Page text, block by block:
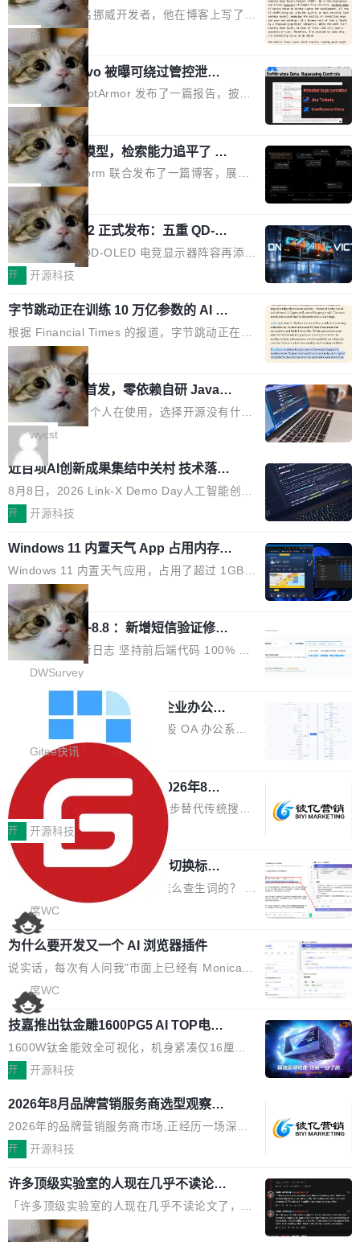
代码起点、解释逻辑，但它经常自信地给出错误
结果——「一块焦炭，上面放了一枝百里香，然
后告诉你这是三分熟。」 判断力仍然是不可替代
的。AI「不能替你定义什么是好，不能决定哪些
取舍可以接受」，也看不出来什么时候结果在技
术上正确、但方向完...
芯片制造工厂。 这就是 Chip Tycoon。 一个黄
色的小车载着一片硅晶圆，穿过 20 栋建筑，从
石英砂一路走到封装好的芯片。晶圆在每一站都
会发生肉眼可见的变化——长晶体、抛光、涂光
刻胶、蚀刻、离子注入、铜互联。公园中央是一
个环形路线，因为芯片制造需要把光刻流程重复
大约 60 次，每次一层。动画里简化为 4 圈。 整
个项目只有一个 HTML 文件。没有构建步骤，没
有依赖，没有网络请求。屏幕上每个形状都是 C
anvas 上纯手...
ux，称“AOSP 已死”
Runarcn 是一名挪威开发者，他在博客上写了一
篇文章，标题很直白：《I'm switching my phon
e from Android to Linux》。 他的核心论点很简
单：AOSP（Android Open Source Project）
已经死了。不是技术上死了，而是作为一个真正
的开源项目死了。Google 把越来越多的核心功
能从 AOSP 移到了闭源的 Google Play Service
s 里，设备树和内核源码被厂商锁死，你能看到
代码但你改不了，改了也刷不进去。 为什么 AO
SP 不够用了 Runarcn 列举了几条他离开 Andro
id 的具体理由： Google Pla...
局
Atlassian Rovo 被曝可绕过管控泄露 J
ira 和 Confluence 数据，厂商两个月没
回复
安全公司 PromptArmor 发布了一篇报告，披露
Atlassian 的 AI agent Rovo 存在严重的数据泄
露漏洞：攻击者可以通过 indirect prompt inject
ion（间接提示注入）窃取整个 Atlassian 租户内
的 Jira 工单和 Confluence 文档，全程不需要任
何人工审批。 更值得注意的是，这个漏洞在 5
月 23 日就报告给了 Atlassian，两个多月过去
了，公司除了表示"感谢"并分配了一个 case nu
mber 之外，再没有任何实质性回应。Rovo 至
今仍处于漏洞未修复状态。 攻击链路 攻击链并
不复杂。 受害者给 Rovo 提了一个正...
局
一个 4B 开源模型，检索能力追平了 G
PT-5.6 Sol，成本降到 1/100
Neon 和 Castform 联合发布了一篇博客，展示
了一个惊人的结果：一个 4B 参数的开源模型，
经过 RL 后训练之后，在检索任务上的准确率追
平了 GPT-5.6 Sol，但每次请求的成本只有对方
的 1/100。 具体来说，GPT-5.6 Sol 做一次典型
的多轮搜索请求需要超过 10 秒，端到端成本约
来说，这个速度和成本都"高得让人没法用"。而
4B 开源模型在推理速度上快了几个数量级，成
本低了两三个数量级。 问题在于，小模型开箱即
用时的检索能力确实远不如闭源前沿模型。差距
在哪？就在 RL 后训练。 从 RAG 到 agentic...
局
技嘉 GO27Q32 正式发布：五重 QD-OL
ED 面板加持，320Hz 极速与影院级画
面兼得
技嘉科技旗下 QD-OLED 电竞显示器阵容再添旗
舰新作。GO27Q32 将于 2026 年 9 月 15 日正
nta Tandem 五重发光架构为核心，为高端玩家
打造速度与画质不妥协的沉浸体验。 GO27Q32
搭载三星最新 QD-OLED 面板，采用 5 层串联
式发光结构，并装配全新 ObsidianShield 抗反
射镀膜，黑阶表现提升可达40%，并将表面硬度
由2H升級至3H，画面对比度与强度都提升的同
时还具有 320Hz 刷新率与 0.03ms GTG 灰阶响
应时间，从源头消除拖影与动态模糊。 1.突破 O
LED 画质局限，暗部细节...
开 开源科技
字节跳动正在训练 10 万亿参数的 AI 模
型
根据 Financial Times 的报道，字节跳动正在训
练一个 10 万亿参数的 AI 模型，目前处于预训练
阶段。 10 万亿是什么概念？Anthropic 目前最
大的模型 Mythos 5 约 8 万亿参数。DeepSeek
V4-Pro 是 1.6 万亿。月之暗面的 Kimi K3 是 2.
8 万亿。美团 LongCat-2.0 是 1.6 万亿。字节
跳动的这个未命名模型，直接跳到了 10 万亿。
预训练通常需要 3 到 6 个月，之后还有微调阶
段。按这个时间线，最早可能在 2026 年底或 2
027 年初发布。 这个节点很微妙。Anthropic 刚
在 5 月发布了 Mythos 5...
局
wastnet 开源首发，零依赖自研 Java H
TTP/2 框架，性能对标 Undertow !
这个项目一直是个人在使用，选择开源没有什么
动机理由，就是想开源了，如果非要说一个，那
就是它多少弥补了国产 Java 自研 HTTP/2 框架
这块空白——放眼国产 Java 生态，能拿出手的
HTTP/2 网络框架，要么闭源，要么底层建立在
Netty 之上，真正自研的 Java 实现几乎没有。
级 Java 网络应用框架，核心基于 JDK 原生 NI
O 构建 Reactor 多路复用模型，不依赖 Netty、
Tomcat 等任何第三方网络库。其 HTTP/2 协议
栈从 HPACK、Huffman 到 ALPN 均为自主实
现，在基准测试中与 Un...
wycst
近百项AI创新成果集结中关村 技术落地
与产业迭代提速
8月8日，2026 Link-X Demo Day人工智能创新
项目展在北京中关村举办。本次活动由星连资
业、学术、投资人士，集中展出近百项覆盖AI芯
片、算力、模型、应用全链条创新项目，聚焦AI
技术产业化落地与资本对接，呈现当前国内AI前
沿技术突破与商业化最新进展。 活动围绕AI学术
研究与产业落地融合展开多维度研讨。星连资本
创始合伙人张鸣晨表示，AI产业化是长期产融结
合过程，早期优质技术项目需持续资本与产业资
者、产业专家、投资人围绕AI前沿技术瓶颈、行
业固有认知重构等议题展开跨界对话，聚焦行业
真实痛点与突破方向...
开 开源科技
Windows 11 内置天气 App 占用内存超
过 1GB
Windows 11 内置天气应用，占用了超过 1GB
内存。 Notebookcheck 的测试发现这个数字
时，反复确认了多次。不是 100MB，不是 500
MB，是 1 个 G。一个显示天气的应用。 Windo
ws 内置应用臃肿早就是老话题了，但一款天气
应用占用内存就超过 1G 还是过于离谱——问题
个嵌在 Edge WebView 里的网页。它不是一个
「应用」，它是一个运行在浏览器引擎里的网
页，外面套了一层 Windows 的壳。 WebView2
本身就是个内存大户。它加载了完整的 Edge 渲
染引擎，包括 JavaScript 引擎...
局
调问更新7.26~8.8 ：新增短信验证修
改，考试能力升级
DWSurvey 更新日志 坚持前后端代码 100% 开
源助力企业建设自主可控的问卷调研系统 官网地
址www.diaowen.net ➔ 源码下载Gitee 仓库 ➔
本次更新新增短信验证修改已答问卷功能，提升
答卷安全性；同时升级考试能力，完善填空题判
分、防切屏等功能体验，并优化多项产品细节，
提升整体使用体验。 新增功能 01. 新增验证手
机号后查看、修改已答问卷功能 02. 新增填空题
判分功能 03. 添加协作管理员支持树形结构选择
体验优化与修复 •页面与体验优化 优化工作台首
页 UI 展示效果，提升页面使用体验。 优化防切
屏提醒规则，调整为每次切屏均触发提示，提升
考试规范性。 优化登录状...
DWSurvey
勾股 OA v6.0.2 已经发布，企业办公系
勾股 OA v6.0.2 已经发布。 勾股 OA 办公系统
是一款简单实用的开源的企业办公系统。系统集
成了系统设置、附件管理、人事管理、行政管
理、消息管理、资产管理、企业公告、知识网
盘、审批流程设置、办公审批、工作计划、工作
汇报、工作日志、日常办公、财务管理、客户管
理、合同管理、项目管理、任务管理等功能模
块。系统简约，易于功能扩展，方便二次开发，
可以用来做日常 OA，CRM，ERP，业务管理等
系统。 勾股OA6.0.2版本主要是对勾股OA 6第
一个大版本发布的部分功能细节优化和bug问题
修复的版本，具体更新日志如下： 1、补全新版
本的各个审批类型的审批单导出 2、优化各个审
Gitee快讯
942亿赛道如何选对伙伴？2026年8月G
EO公司推荐
当DeepSeek、豆包等大模型逐步替代传统搜索
成为用户获取信息的主要入口,品牌竞争的逻辑变
了:不再是争抢关键词排名,而是想办法进入AI脱
口而出的那个答案。"GEO公司推荐"这个搜索词
背后,折射的是企业面对新兴服务赛道时的集体困
惑——该信谁、看什么、怎么选。 据易观分析
《中国GEO市场产业图谱》数据,2026年中国GE
O行业规模预计达942亿元,同比增长169.7%。G
artner同期预测,传统搜索引擎访问量年内将下滑
25%,AI载体流量占比突破40%;埃森哲2025年中
国消费者调研则指出,37%的用户在有明确购买需
求时倾向于先问AI。几组数据指向一致:GEO已
从营销"加分项"变成品牌在AI时...
开 开源科技
任意网页划词 AI 问答：不用切换标签页
的效率秘诀
看英文技术文档的时候，你是怎么查生词的？ 我
猜大多数人的流程是：选中单词 → Ctrl+C → 切
到翻译标签页 → Ctrl+V → 看翻译 → 切回原
文。遇到不懂的代码片段，再切到 ChatGPT 问
一下。来回切换几次，思路早断了。 今天介绍的
开源 Chrome 扩展 AI Helper，有一个划词浮动
工具栏功能，能让你在任意网页选中文本就直接
用 AI，完全不用切换标签页。 划词工具栏是什
么 安装 AI Helper 后，在任意网页选中文本，选
区旁边会自动浮现一个工具栏： 工具 功能 典型
场景 AI 搜索 联网搜索相关信息 看到陌生概念，
想快速了解背景 解释 让 AI 解释选中文本 读到
费解...
席WC
为什么要开发又一个 AI 浏览器插件
说实话，每次有人问我"市面上已经有 Monica、
Sider、Copilot for Chrome 这些 AI 浏览器插件
了，你为什么还要再做一个"，我都觉得这个问题
问得好。 因为我自己也是从用户变成开发者的。
现有产品的天花板 我用过不少 AI 浏览器插件。
刚开始觉得都挺好——选中一段文字，弹出解
要。但用久了你会发现，它们本质上都是同一类
东西：一个带网页上下文的聊天框。 它们能读取
页面的文本，然后把文本丢给大模型，再返回一
段回答。仅此而已。 这当然有用，但总觉得差点
意思。比如我在一个后台管理系统里，需要填50
个表单字段，每个字段还有联动逻辑；比如我
想...
席WC
技嘉推出钛金雕1600PG5 AI TOP电
源：为发烧级主机与本地AI算力打造旗
舰供电方案
1600W钛金能效全可视化，机身紧凑仅16厘米
继2026台北电脑展首度亮相后，技嘉科技近日正
电源专为发烧级DIY主机与本地AI算力平台打
造，整机长度仅16厘米，提供1600W额定功率
与80PLUS钛金能效；支持ATX 3.1与PCIe 5.1
实时LCD监控屏，可充分满足当下高阶PC主机
的严苛使用需求。 澎湃功率，紧凑机身 钛金雕1
600PG5 AI TOP具备强悍输出功率，同时实现
开 开源科技
2026年8月品牌营销服务商选型观察：
从流量思维到品牌资产思维的范式转移
2026年的品牌营销服务商市场,正经历一场深刻
的价值重构。全球全案品牌代理机构市场从2025
复合增长率达5.44%,预计2032年将突破120亿美
元。数字广告与公共关系相关服务市场更是从20
25年的8463亿美元扩张至2026年的8763亿美
开 开源科技
许多顶级实验室的人现在几乎不读论文
了
「许多顶级实验室的人现在几乎不读论文了，而
且他们认为 ICLR/ICML/NeurIPS 充斥着大量过
局